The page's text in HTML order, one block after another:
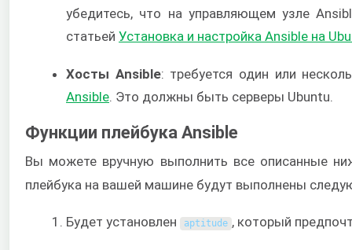
убедитесь, что на управляющем узле
статьей Установка и настройка Ansible на
Хосты Ansible: требуется один или
Ansible . Это должны быть серверы Ubuntu.
Функции плейбука Ansible
Вы можете вручную выполнить все описанные
плейбука на вашей машине будут выполнены
Будет установлен aptitude , который